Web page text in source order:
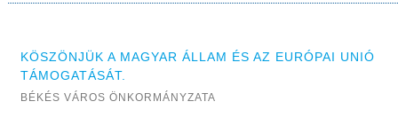
KÖSZÖNJÜK A MAGYAR ÁLLAM ÉS AZ EURÓPAI UNIÓ
TÁMOGATÁSÁT.
BÉKÉS VÁROS ÖNKORMÁNYZATA